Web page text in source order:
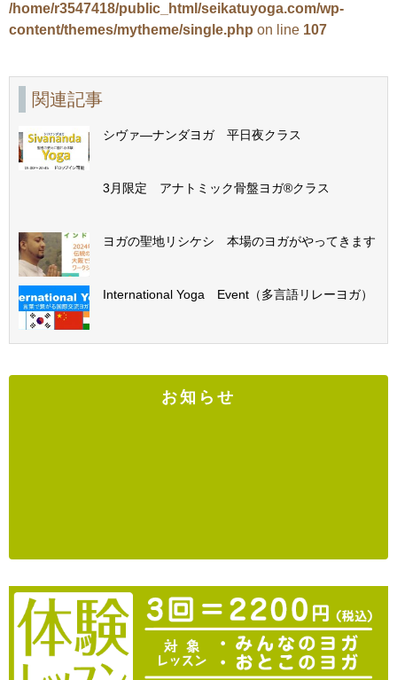
/home/r3547418/public_html/seikatuyoga.com/wp-
content/themes/mytheme/single.php on line 107
関連記事
シヴァ―ナンダヨガ 平日夜クラス
3月限定 アナトミック骨盤ヨガ®クラス
ヨガの聖地リシケシ 本場のヨガがやってきます
International Yoga Event（多言語リレーヨガ）
お知らせ